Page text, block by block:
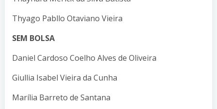
Thyago Pabllo Otaviano Vieira
SEM BOLSA
Daniel Cardoso Coelho Alves de Oliveira
Giullia Isabel Vieira da Cunha
Marília Barreto de Santana